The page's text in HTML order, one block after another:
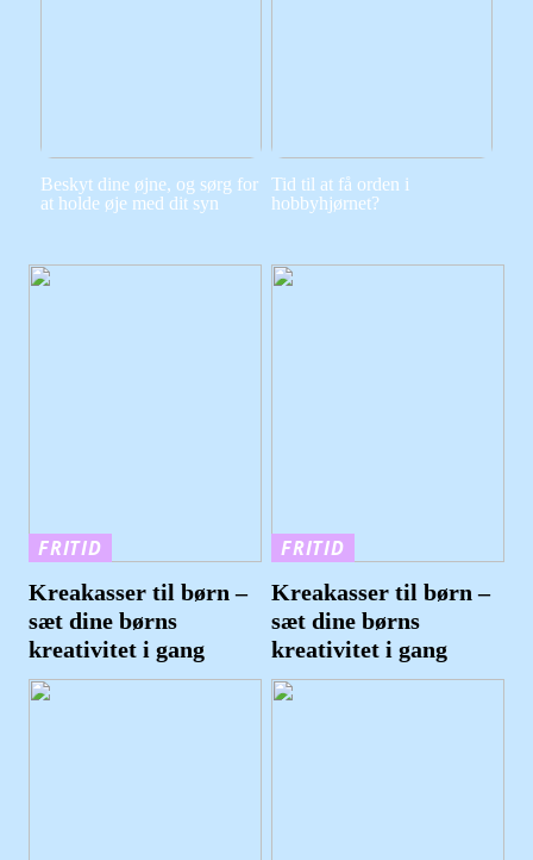
Beskyt dine øjne, og sørg for
at holde øje med dit syn
Tid til at få orden i
hobbyhjørnet?
FRITID
Kreakasser til børn –
sæt dine børns
kreativitet i gang
FRITID
Kreakasser til børn –
sæt dine børns
kreativitet i gang